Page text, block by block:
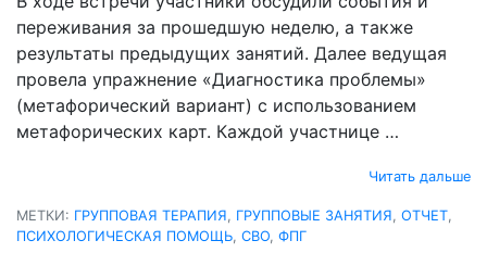
переживания за прошедшую неделю, а также
результаты предыдущих занятий. Далее ведущая
провела упражнение «Диагностика проблемы»
(метафорический вариант) с использованием
метафорических карт. Каждой участнице …
Читать дальше
МЕТКИ: ГРУППОВАЯ ТЕРАПИЯ, ГРУППОВЫЕ ЗАНЯТИЯ, ОТЧЕТ,
ПСИХОЛОГИЧЕСКАЯ ПОМОЩЬ, СВО, ФПГ